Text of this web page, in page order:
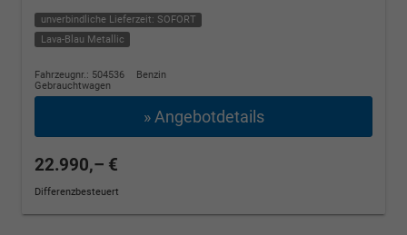
unverbindliche Lieferzeit: SOFORT
Lava-Blau Metallic
Fahrzeugnr.: 504536
Benzin
Gebrauchtwagen
» Angebotdetails
22.990,– €
Differenzbesteuert